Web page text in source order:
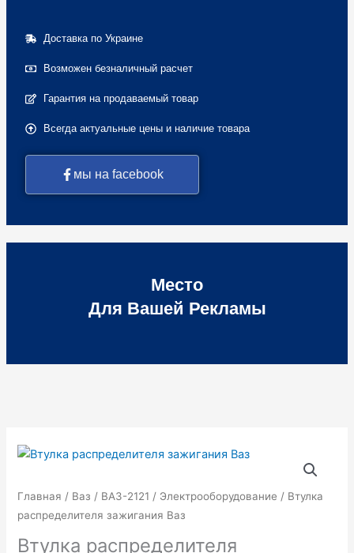
Доставка по Украине
Возможен безналичный расчет
Гарантия на продаваемый товар
Всегда актуальные цены и наличие товара
мы на facebook
Место
Для Вашей Рекламы
Главная / Ваз / ВАЗ-2121 / Электрооборудование / Втулка
распределителя зажигания Ваз
Втулка распределителя
Количество
Втулка
распределителя
Ваз